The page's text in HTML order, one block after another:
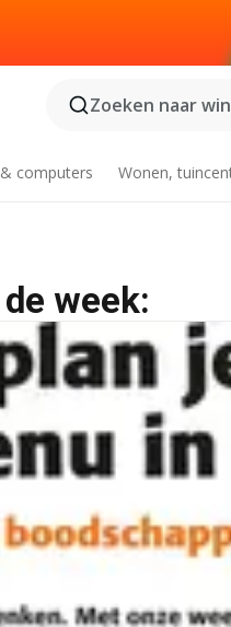
Zoeken naar
computers Wonen,
week: